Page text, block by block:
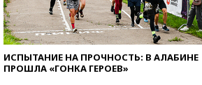
ИСПЫТАНИЕ НА ПРОЧНОСТЬ: В АЛАБИНЕ
ПРОШЛА «ГОНКА ГЕРОЕВ»